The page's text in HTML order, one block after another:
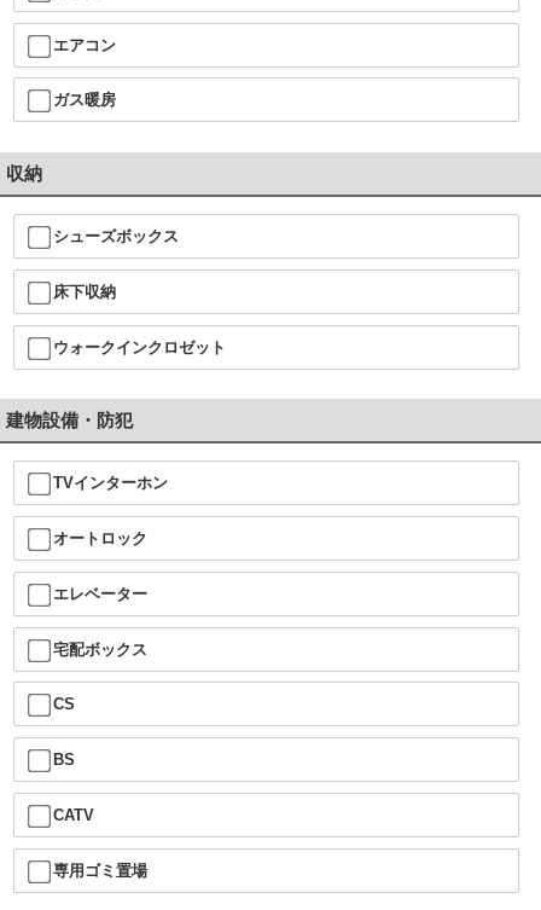
エアコン
ガス暖房
収納
シューズボックス
床下収納
ウォークインクロゼット
建物設備・防犯
TVインターホン
オートロック
エレベーター
宅配ボックス
CS
BS
CATV
専用ゴミ置場